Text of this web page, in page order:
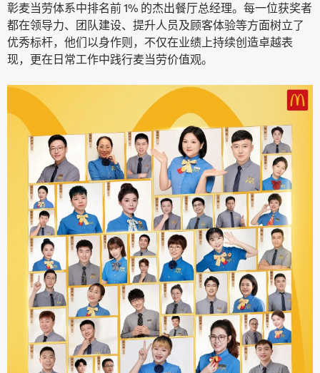
彰麦当劳体系中排名前 1% 的杰出餐厅总经理。每一位获奖者
都在领导力、团队建设、提升人员及顾客体验等方面树立了
优秀标杆，他们以身作则，不仅在业绩上持续创造卓越表
现，更在日常工作中践行麦当劳价值观。